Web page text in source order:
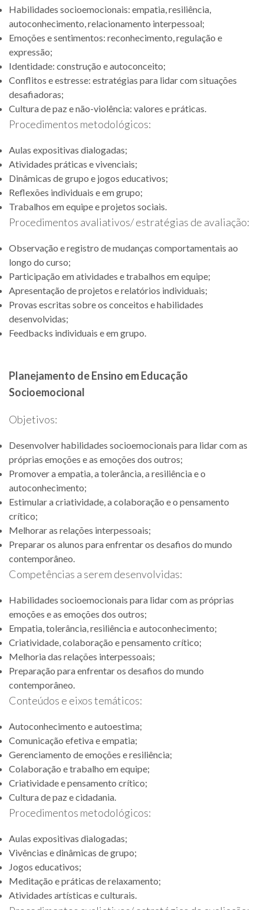
Habilidades socioemocionais: empatia, resiliência,
autoconhecimento, relacionamento interpessoal;
Emoções e sentimentos: reconhecimento, regulação e
expressão;
Identidade: construção e autoconceito;
Conflitos e estresse: estratégias para lidar com situações
desafiadoras;
Cultura de paz e não-violência: valores e práticas.
Procedimentos metodológicos:
Aulas expositivas dialogadas;
Atividades práticas e vivenciais;
Dinâmicas de grupo e jogos educativos;
Reflexões individuais e em grupo;
Trabalhos em equipe e projetos sociais.
Procedimentos avaliativos/ estratégias de avaliação:
Observação e registro de mudanças comportamentais ao
longo do curso;
Participação em atividades e trabalhos em equipe;
Apresentação de projetos e relatórios individuais;
Provas escritas sobre os conceitos e habilidades
desenvolvidas;
Feedbacks individuais e em grupo.
Planejamento de Ensino em Educação
Socioemocional
Objetivos:
Desenvolver habilidades socioemocionais para lidar com as
próprias emoções e as emoções dos outros;
Promover a empatia, a tolerância, a resiliência e o
autoconhecimento;
Estimular a criatividade, a colaboração e o pensamento
crítico;
Melhorar as relações interpessoais;
Preparar os alunos para enfrentar os desafios do mundo
contemporâneo.
Competências a serem desenvolvidas:
Habilidades socioemocionais para lidar com as próprias
emoções e as emoções dos outros;
Empatia, tolerância, resiliência e autoconhecimento;
Criatividade, colaboração e pensamento crítico;
Melhoria das relações interpessoais;
Preparação para enfrentar os desafios do mundo
contemporâneo.
Conteúdos e eixos temáticos:
Autoconhecimento e autoestima;
Comunicação efetiva e empatia;
Gerenciamento de emoções e resiliência;
Colaboração e trabalho em equipe;
Criatividade e pensamento crítico;
Cultura de paz e cidadania.
Procedimentos metodológicos:
Aulas expositivas dialogadas;
Vivências e dinâmicas de grupo;
Jogos educativos;
Meditação e práticas de relaxamento;
Atividades artísticas e culturais.